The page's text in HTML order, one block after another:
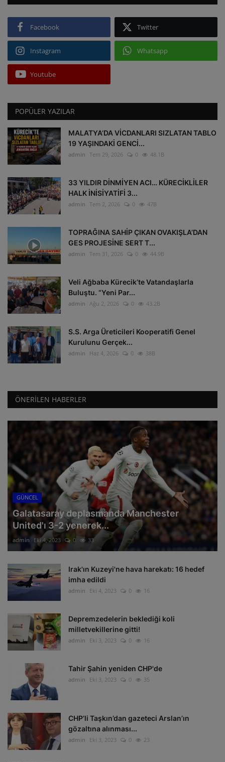
Facebook Twitter
Instagram Whatsapp
Youtube
POPÜLER YAZILAR
MALATYA’DA VİCDANLARI SIZLATAN TABLO
19 YAŞINDAKİ GENCİ...
admin Tem 29, 2026 0 48.1B
33 YILDIR DİNMİYEN ACI… KÜRECİKLİLER
HALK İNİSİYATİFİ 3...
admin Tem 2, 2026 0 47B
TOPRAĞINA SAHİP ÇIKAN OVAKIŞLA’DAN
GES PROJESİNE SERT T...
admin Tem 31, 2026 0 44.9B
Veli Ağbaba Kürecik’te Vatandaşlarla
Buluştu. “Yeni Par...
admin Ağu 2, 2026 0 43.2B
S.S. Arga Üreticileri Kooperatifi Genel
Kurulunu Gerçek...
admin Haz 4, 2026 0 38B
ÖNERILEN HABERLER
GÜNCEL
Galatasaray deplasmanda Manchester
United'ı 3-2 yenerek...
admin Eki 4, 2023 0 33
Irak'ın Kuzeyi'ne hava harekatı: 16 hedef
imha edildi
admin Eki 4, 2023 0 16
Depremzedelerin beklediği koli
milletvekillerine gitti!
admin Eki 3, 2023 0 16
Tahir Şahin yeniden CHP'de
admin Eki 3, 2023 0 35
CHP’li Taşkın’dan gazeteci Arslan’ın
gözaltına alınması...
admin Eki 3, 2023 0 23